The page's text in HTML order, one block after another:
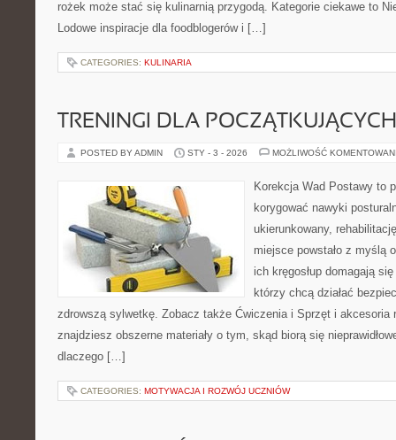
rożek może stać się kulinarnią przygodą. Kategorie ciekawe to
Lodowe inspiracje dla foodblogerów i […]
CATEGORIES: KULINARIA
TRENINGI DLA POCZĄTKUJĄCYCH
POSTED BY ADMIN STY - 3 - 2026 MOŻLIWOŚĆ
Korekcja Wad Postawy to
korygować nawyki
ukierunkowany,
miejsce powstało z myślą
ich kręgosłup domagają
którzy chcą działać
zdrowszą sylwetkę. Zobacz także Ćwiczenia i Sprzęt i akcesoria
znajdziesz obszerne materiały o tym, skąd biorą się
dlaczego […]
CATEGORIES: MOTYWACJA I ROZWÓJ UCZNIÓW